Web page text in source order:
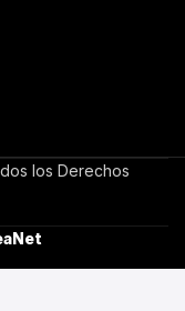
los Derechos